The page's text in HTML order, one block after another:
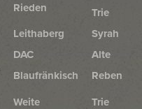
Rieden
Leithaberg
DAC
Blaufränkisch
Weite
Trie
Syrah
Alte
Reben
Trie